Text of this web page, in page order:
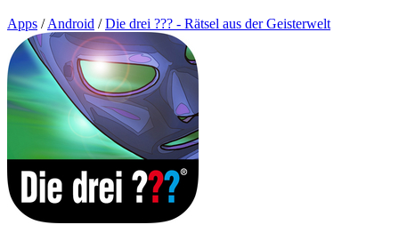
Apps /Android /Die drei ??? - Rätsel aus der Geisterwelt